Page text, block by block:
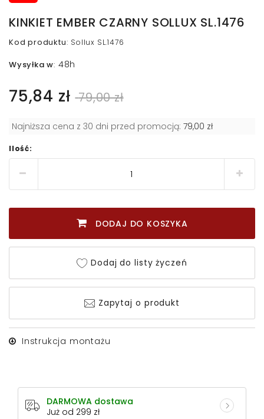
KINKIET EMBER CZARNY SOLLUX SL.1476
Kod produktu: Sollux SL.1476
Wysyłka w: 48h
75,84 zł 79,00 zł
Najniższa cena z 30 dni przed promocją: 79,00 zł
Ilość:
DODAJ DO KOSZYKA
Dodaj do listy życzeń
Zapytaj o produkt
Instrukcja montażu
DARMOWA dostawa
Już od 299 zł